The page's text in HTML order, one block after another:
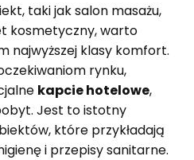
taki jak salon masażu,
kosmetyczny, warto
najwyższej klasy komfort.
rynku,
kapcie hotelowe,
Jest to istotny
które przykładają
i przepisy sanitarne.